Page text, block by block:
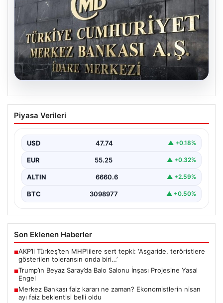
Merkez Bankası faiz kararı ne zaman?
Ekonomistlerin nisan ayı faiz beklentisi
Piyasa Verileri
USD 47.74 ▲ +0.18%
EUR 55.25 ▲ +0.32%
ALTIN 6660.6 ▲ +2.59%
BTC 3098977 ▲ +0.50%
Son Eklenen Haberler
■AKP’li Türkeş’ten MHP’lilere sert tepki: ‘Asgaride, teröristlere
gösterilen toleransın onda biri…’
■Trump’ın Beyaz Saray’da Balo Salonu İnşası Projesine Yasal
Engel
■Merkez Bankası faiz kararı ne zaman? Ekonomistlerin nisan
ayı faiz beklentisi belli oldu